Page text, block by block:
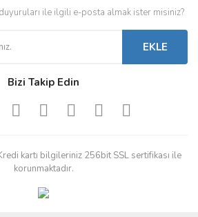
ile ilgili e-posta almak ister misiniz?
EKLE
Bizi Takip Edin
kartı bilgileriniz 256bit SSL sertifikası ile
korunmaktadır.